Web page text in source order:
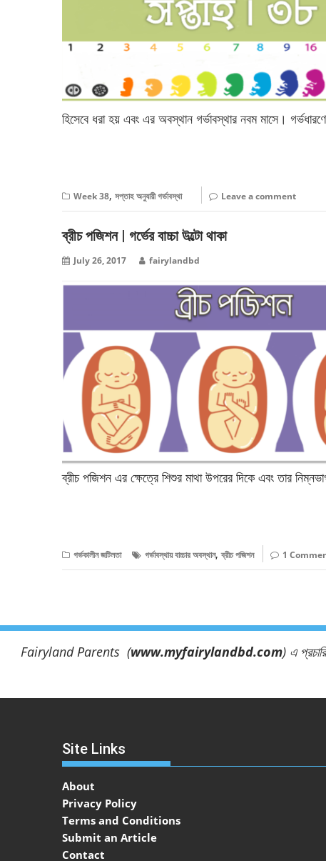
হিসেবে ধরা হয় এবং এর অবস্থান গর্ভাবস্থার নবম মাসে।
Week 38, সপ্তাহ অনুযায়ী গর্ভাবস্থা Leave a comment
ব্রীচ পজিশন | গর্ভের বাচ্চা উল্টো থাকা
July 26, 2017 fairylandbd
ব্রীচ পজিশন এর ক্ষেত্রে শিশুর মাথা উপরের দিকে এবং তার
গর্ভকালীন জটিলতা গর্ভাবস্থায় বাচ্চার অবস্থান,ব্রীচ পজিশন 1
Fairyland Parents (www.myfairylandbd.com) এ
Site Links
About
Privacy Policy
Terms and Conditions
Submit an Article
Contact